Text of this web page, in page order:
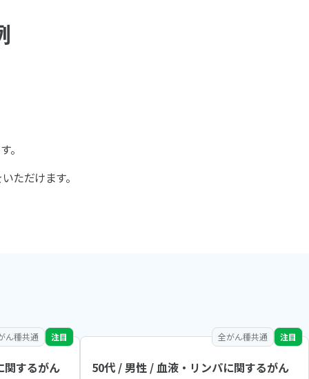
。
ただけます。
ん種共通 注目
関するがん
全がん種共通 注目
50代 / 男性 / 血液・リンパに関するがん